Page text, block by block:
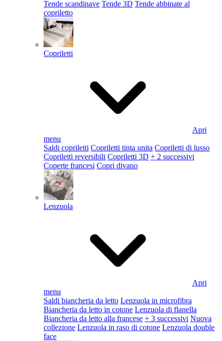
Tende scandinave Tende 3D Tende abbinate al
copriletto
Copriletti
Apri
menu
Saldi copriletti Copriletti tinta unita Copriletti di lusso
Copriletti reversibili Copriletti 3D + 2 successivi
Coperte francesi Copri divano
Lenzuola
Apri
menu
Saldi biancheria da letto Lenzuola in microfibra
Biancheria da letto in cotone Lenzuola di flanella
Biancheria da letto alla francese + 3 successivi Nuova
collezione Lenzuola in raso di cotone Lenzuola double
face